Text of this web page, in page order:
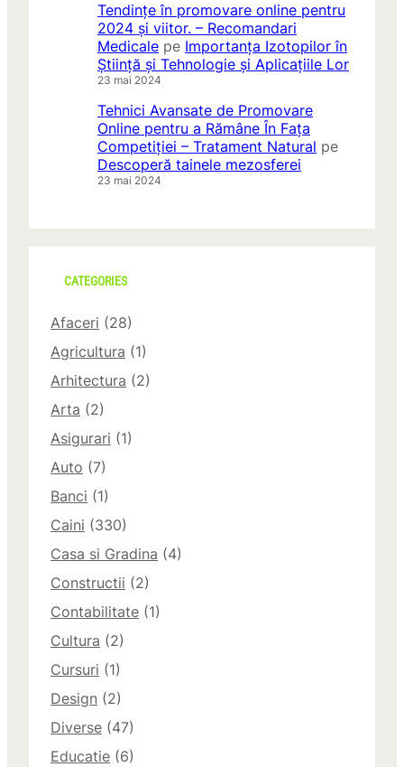
Tendințe în promovare online pentru
2024 și viitor. – Recomandari
Medicale pe Importanța Izotopilor în
Știință și Tehnologie și Aplicațiile Lor
23 mai 2024
Tehnici Avansate de Promovare
Online pentru a Rămâne În Fața
Competiției – Tratament Natural pe
Descoperă tainele mezosferei
23 mai 2024
CATEGORIES
Afaceri (28)
Agricultura (1)
Arhitectura (2)
Arta (2)
Asigurari (1)
Auto (7)
Banci (1)
Caini (330)
Casa si Gradina (4)
Constructii (2)
Contabilitate (1)
Cultura (2)
Cursuri (1)
Design (2)
Diverse (47)
Educatie (6)